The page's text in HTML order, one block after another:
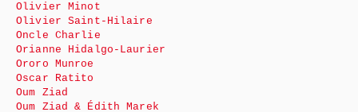
Olivier Minot
Olivier Saint-Hilaire
Oncle Charlie
Orianne Hidalgo-Laurier
Ororo Munroe
Oscar Ratito
Oum Ziad
Oum Ziad & Édith Marek